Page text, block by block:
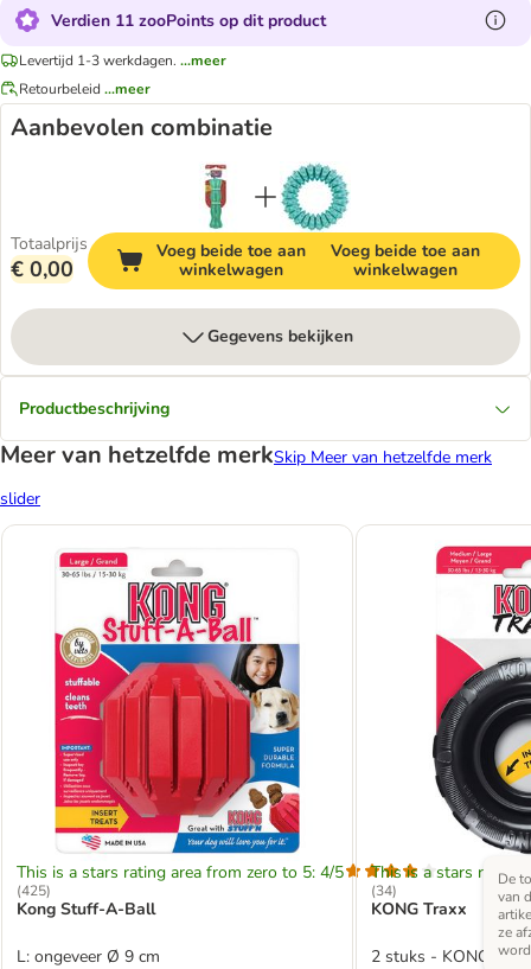
Verdien 11 zooPoints op dit product
Levertijd 1-3 werkdagen. ...meer
Retourbeleid ...meer
Aanbevolen combinatie
Totaalprijs
€ 0,00
Voeg beide toe aan
winkelwagen
Voeg beide toe aan
winkelwagen
Gegevens bekijken
Productbeschrijving
Meer van hetzelfde merkSkip Meer van hetzelfde merk
slider
This is a stars rating area from zero to 5: 4/5
(425)
Kong Stuff-A-Ball
L: ongeveer Ø 9 cm
This is a stars rating
(34)
KONG Traxx
2 stuks - KONG
De
van
ze